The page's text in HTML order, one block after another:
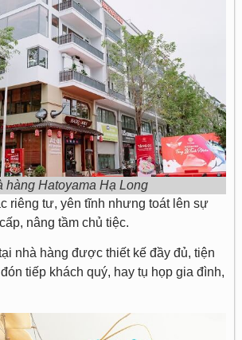
hàng Hatoyama Hạ Long
riêng tư, yên tĩnh nhưng toát lên sự
nâng tầm chủ tiệc.
nhà hàng được thiết kế đầy đủ, tiện
tiếp khách quý, hay tụ họp gia đình,